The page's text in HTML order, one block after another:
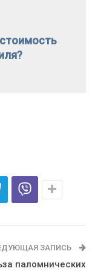
ЗАПИСЬ
паломнических